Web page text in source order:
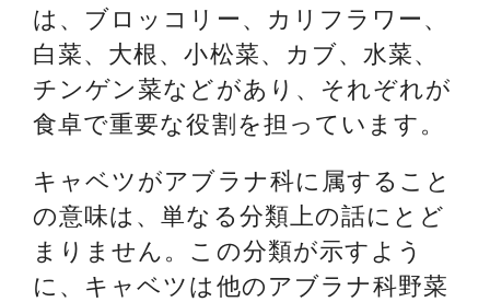
は、ブロッコリー、カリフラワー、
白菜、大根、小松菜、カブ、水菜、
チンゲン菜などがあり、それぞれが
食卓で重要な役割を担っています。
キャベツがアブラナ科に属すること
の意味は、単なる分類上の話にとど
まりません。この分類が示すよう
に、キャベツは他のアブラナ科野菜